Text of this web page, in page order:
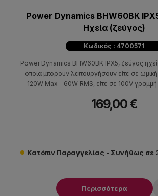
Power Dynamics BHW60BK
Ηχεία (ζεύγος)
Κωδικός : 4700571
Power Dynamics BHW60BK IPX5, ζεύγος
οποία μπορούν λειτουργήσουν είτε σε
120W Max - 60W RMS, είτε σε 100V
169,00 €
Κατόπιν Παραγγελίας - Συνήθως σε
Περισσότερα